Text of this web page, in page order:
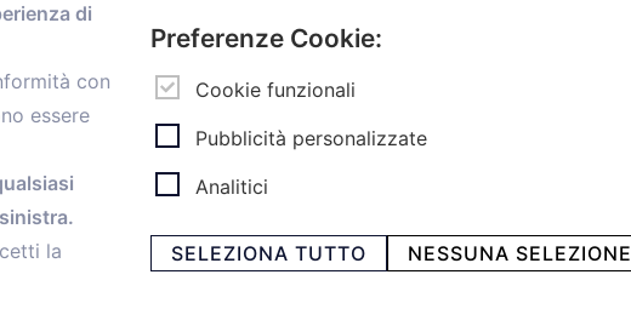
Informazioni Ex L. 124/2017
News
Contatti
Papini, 18 - 40128 Bologna - Italy
di
con
essere
la
Preferenze Cookie:
Cookie funzionali
Pubblicità personalizzate
Analitici
SELEZIONA TUTTO NESSUNA SELEZIONE